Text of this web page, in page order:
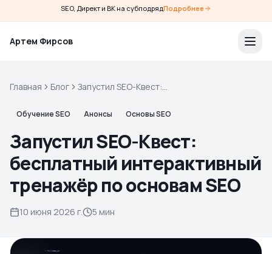
SEO, Директ и ВК на субподрядПодробнее
Артем Фирсов
Главная Блог
Запустил SEO-Квест:
тренажёр по основам SEO
Обучение SEO Анонсы Основы SEO
Запустил SEO-Квест:
бесплатный интерактивный
тренажёр по основам SEO
10 июня 2026 г. 5 мин